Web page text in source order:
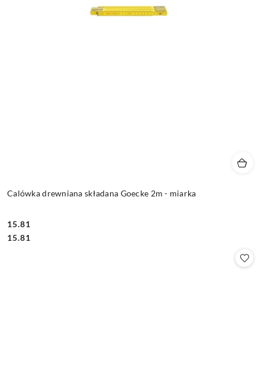
Calówka drewniana składana Goecke 2m - miarka
Cena:
15.81
Cena:
15.81